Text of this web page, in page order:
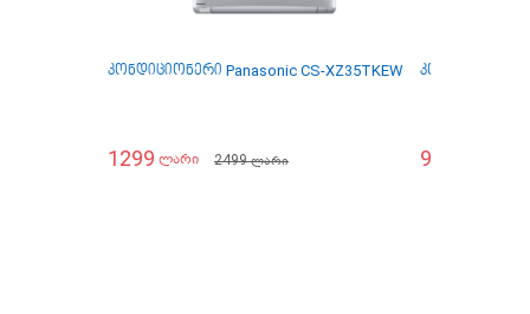
კონდიციონერი Panasonic CS-XZ35TKEW
1299 ლარი 2499ლარი
კონდიციონერი
999